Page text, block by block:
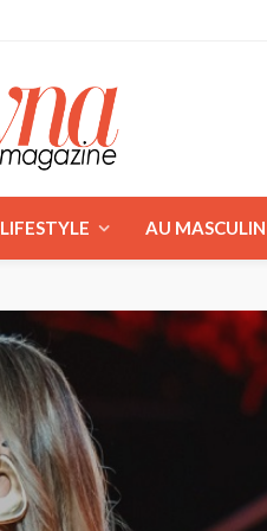
LIFESTYLE AU MASCULIN